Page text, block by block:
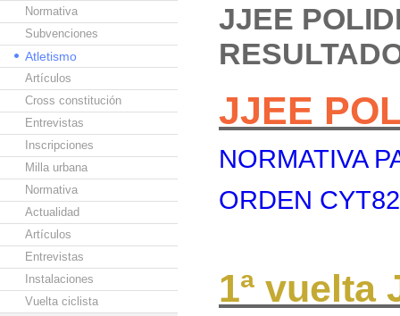
Normativa
Subvenciones
Atletismo
Artículos
Cross constitución
Entrevistas
Inscripciones
Milla urbana
Normativa
Actualidad
Artículos
Entrevistas
Instalaciones
Vuelta ciclista
JJEE
JJEE
NORMATIVA
ORDEN
1ª vuelta